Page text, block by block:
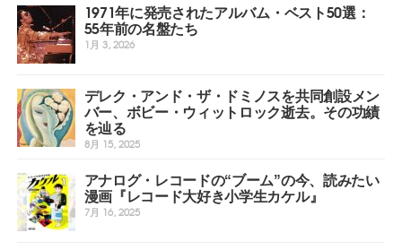
1971年に発売されたアルバム・ベスト50選：
55年前の名盤たち
1月 3, 2026
デレク・アンド・ザ・ドミノスを共同創設メン
バー、ボビー・ウィットロック逝去。その功績
を辿る
8月 15, 2025
アナログ・レコードの“ブーム”の今、読みたい
漫画『レコード大好き小学生カケル』
7月 16, 2025